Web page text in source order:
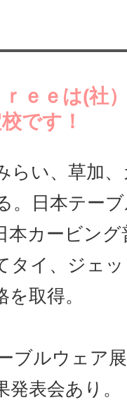
ｅｅは(社
です！
らい、草加
。日本テー
本カービング
タイ、ジェ
取得。
ブルウェア
表会あり。